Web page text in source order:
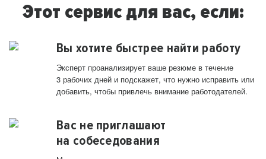
Этот сервис для вас, если:
Вы хотите быстрее найти работу
Эксперт проанализирует ваше резюме в течение
3 рабочих дней и подскажет, что нужно исправить или
добавить, чтобы привлечь внимание работодателей.
Вас не приглашают
на собеседования